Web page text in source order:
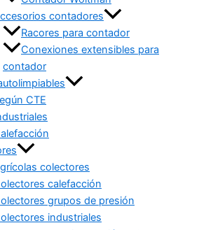
contadores
Racores para contador
Conexiones extensibles para
contador
CTE
colectores
calefacción
grupos de presión
industriales